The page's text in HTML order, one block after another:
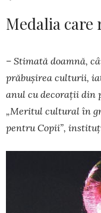
Medalia
– Stimată doamnă,
prăbuşirea culturii,
anul cu decoraţii din
„Meritul cultural în
pentru Copii”,